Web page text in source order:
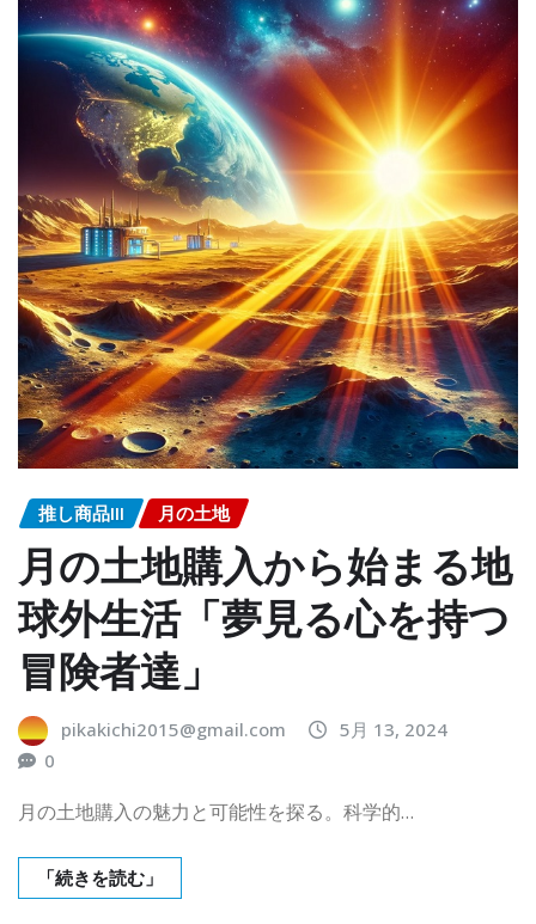
推し商品III 月の土地
月の土地購入から始まる地
球外生活「夢見る心を持つ
冒険者達」
pikakichi2015@gmail.com
5月 13, 2024
0
月の土地購入の魅力と可能性を探る。科学的…
「続きを読む」